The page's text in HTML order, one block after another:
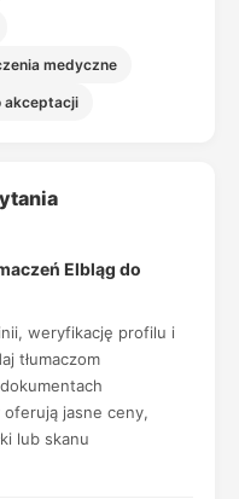
medyczne
akceptacji
Elbląg do
weryfikację profilu i
tłumaczom
jasne ceny,
lub skanu